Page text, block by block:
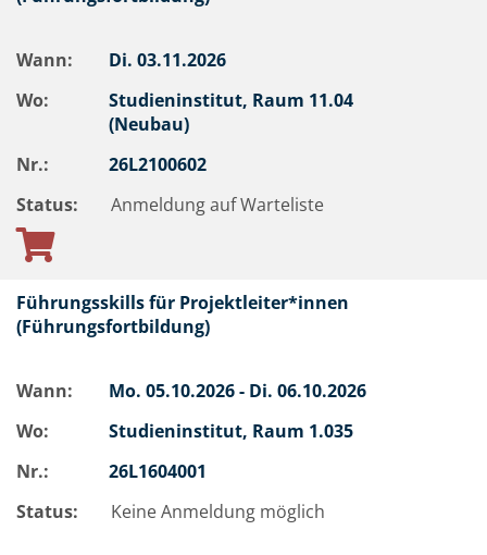
Wann: Di. 03.11.2026
Wo:
Studieninstitut, Raum 11.04
(Neubau)
Nr.:
26L2100602
Status:
Anmeldung auf Warteliste
Führungsskills für Projektleiter*innen
(Führungsfortbildung)
Wann: Mo. 05.10.2026 - Di. 06.10.2026
Wo:
Studieninstitut, Raum 1.035
Nr.:
26L1604001
Status:
Keine Anmeldung möglich